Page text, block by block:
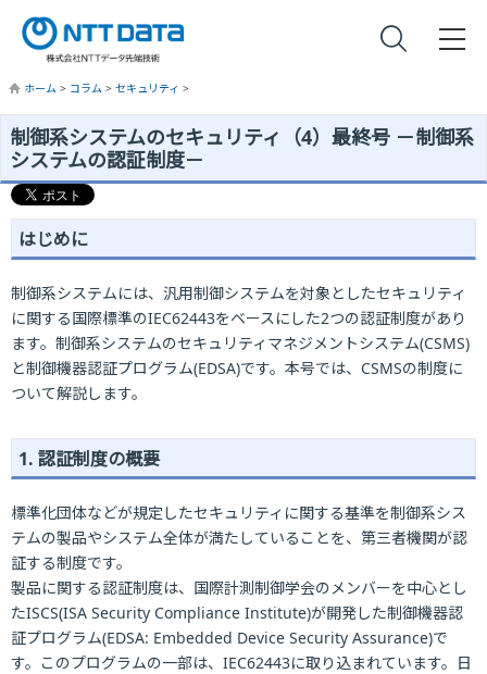
ホーム > コラム > セキュリティ >
制御系システムのセキュリティ（4）最終号 －制御系
システムの認証制度－
はじめに
制御系システムには、汎用制御システムを対象としたセキュリティ
に関する国際標準のIEC62443をベースにした2つの認証制度があり
ます。制御系システムのセキュリティマネジメントシステム(CSMS)
と制御機器認証プログラム(EDSA)です。本号では、CSMSの制度に
ついて解説します。
1. 認証制度の概要
標準化団体などが規定したセキュリティに関する基準を制御系シス
テムの製品やシステム全体が満たしていることを、第三者機関が認
証する制度です。
製品に関する認証制度は、国際計測制御学会のメンバーを中心とし
たISCS(ISA Security Compliance Institute)が開発した制御機器認
証プログラム(EDSA: Embedded Device Security Assurance)で
す。このプログラムの一部は、IEC62443に取り込まれています。日